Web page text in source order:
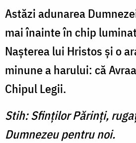
Astăzi adunarea
mai înainte în chip
Naşterea lui Hristos şi o
minune a haru­lui: că
Chipul Legii.
Stih: Sfinţilor Părinţi,
Dumnezeu pentru noi.